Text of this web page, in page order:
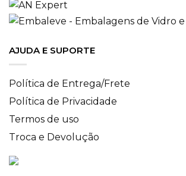
AJUDA E SUPORTE
Política de Entrega/Frete
Política de Privacidade
Termos de uso
Troca e Devolução